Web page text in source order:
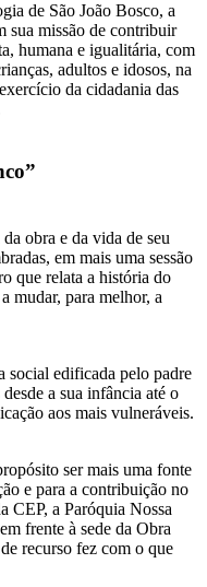
de São João Bosco, a
sua missão de contribuir
humana e igualitária, com
adultos e idosos, na
da cidadania das
obra e da vida de seu
em mais uma sessão
que relata a história do
mudar, para melhor, a
social edificada pelo padre
a sua infância até o
aos mais vulneráveis.
ser mais uma fonte
e para a contribuição no
CEP, a Paróquia Nossa
frente à sede da Obra
recurso fez com o que